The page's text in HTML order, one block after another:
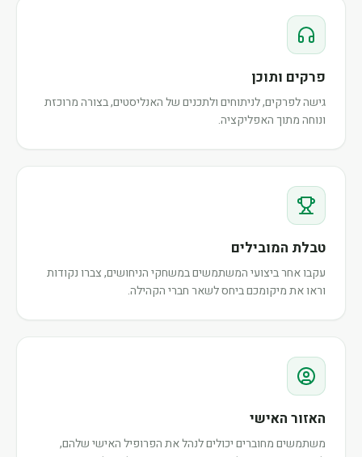
פרקים ותוכן
גישה לפרקים, לניתוחים ולתכנים של האנליסטים, בצורה מרוכזת
ונוחה מתוך האפליקציה.
טבלת המובילים
עקבו אחר ביצועי המשתמשים במשחקי הניחושים, צברו נקודות
וראו את מיקומכם ביחס לשאר חברי הקהילה.
האזור האישי
משתמשים מחוברים יכולים לנהל את הפרופיל האישי שלהם,